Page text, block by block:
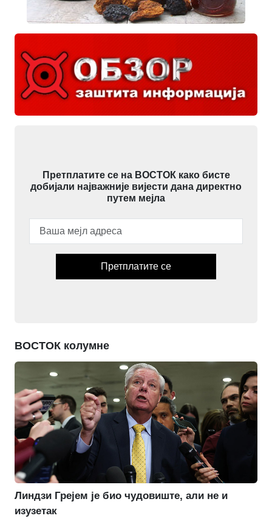
Претплатите се на ВОСТОК како бисте
добијали најважније вијести дана директно
путем мејла
Претплатите се
ВОСТОК колумне
Линдзи Грејем је био чудовиште, али не и
изузетак